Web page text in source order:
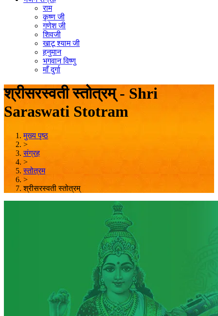
राम
कृष्ण जी
गणेश जी
शिवजी
खाटू श्याम जी
हनुमान
भगवान विष्णु
माँ दुर्गा
श्रीसरस्वती स्तोत्रम् - Shri
Saraswati Stotram
मुख्य पृष्ठ
>
संग्रह
>
स्तोत्रम
>
श्रीसरस्वती स्तोत्रम्